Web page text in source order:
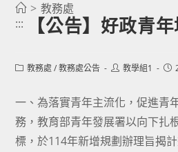
> 教務處
:::
【公告】好政青
Post教務處 / 教務處公告
Post教學組1
一、為落實青年主流化，促進青
務，教育部青年發展署以向下扎
標，於114年新增規劃辦理旨揭